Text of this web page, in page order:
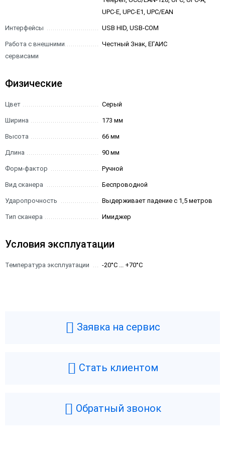
UPC-E, UPC-E1, UPC/EAN
Интерфейсы USB HID, USB-COM
Работа с внешними
сервисами
Честный Знак, ЕГАИС
Физические
Цвет Серый
Ширина 173 мм
Высота 66 мм
Длина 90 мм
Форм-фактор Ручной
Вид сканера Беспроводной
Ударопрочность Выдерживает падение с 1,5 метров
Тип сканера Имиджер
Условия эксплуатации
Температура эксплуатации -20°C ... +70°C
Заявка на сервис
Стать клиентом
Обратный звонок